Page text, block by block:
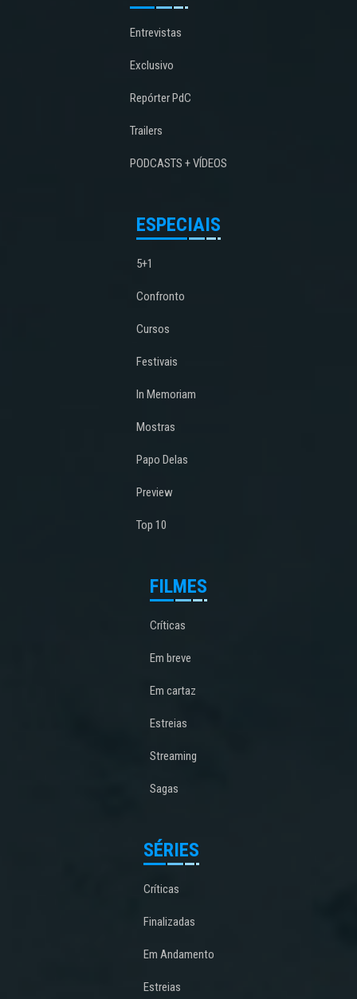
Entrevistas
Exclusivo
Repórter PdC
Trailers
PODCASTS + VÍDEOS
ESPECIAIS
5+1
Confronto
Cursos
Festivais
In Memoriam
Mostras
Papo Delas
Preview
Top 10
FILMES
Críticas
Em breve
Em cartaz
Estreias
Streaming
Sagas
SÉRIES
Críticas
Finalizadas
Em Andamento
Estreias